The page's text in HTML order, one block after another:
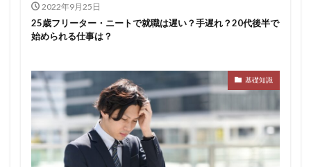
2022年9月25日
25歳フリーター・ニートで就職は遅い？手遅れ？20代後半で
始められる仕事は？
基礎知識